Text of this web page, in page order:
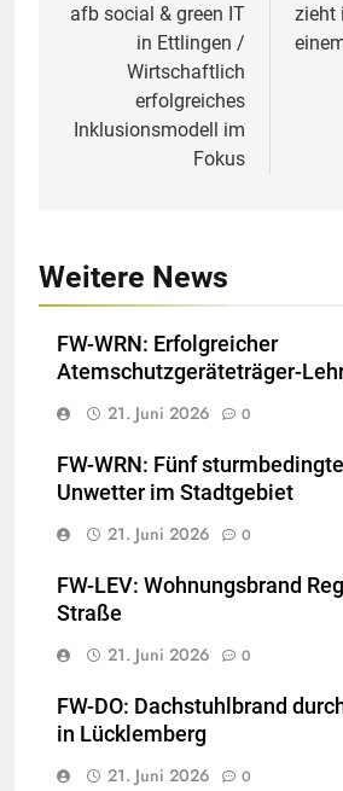
afb social & green IT
in Ettlingen /
Wirtschaftlich
erfolgreiches
Inklusionsmodell im
Fokus
zieht
Weitere News
FW-WRN: Erfolgreicher
Atemschutzgeräteträger-
21. Juni 2026
0
FW-WRN: Fünf
Unwetter im Stadtgebiet
21. Juni 2026
0
FW-LEV: Wohnungsbrand
Straße
21. Juni 2026
0
FW-DO: Dachstuhlbrand
in Lücklemberg
21. Juni 2026
0